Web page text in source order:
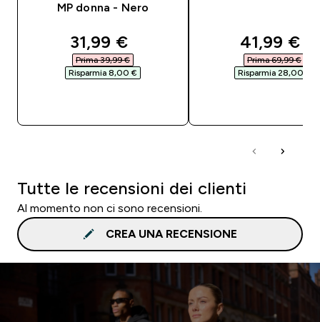
MP donna - Nero
discounted price
31,99 €‎
Prima 39,99 €‎
Risparmia 8,00 €‎
41,99 €‎
Prima 69,99 €‎
Risparmia 28,00 €‎
Tutte le recensioni dei clienti
Al momento non ci sono recensioni.
CREA UNA RECENSIONE